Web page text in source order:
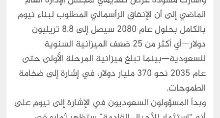
الماضي إلى أن الإنفاق الرأسمالي المطلوب لبناء نيوم
بالكامل بحلول عام 2080 سيصل إلى 8.8 تريليون
دولار—أي أكثر من 25 ضعف الميزانية السنوية
للسعودية—بينما تبلغ ميزانية المرحلة الأولى حتى
عام 2035 نحو 370 مليار دولار، في إشارة إلى ضخامة
الطموحات.
وبدأ المسؤولون السعوديون في الإشارة إلى نيوم على